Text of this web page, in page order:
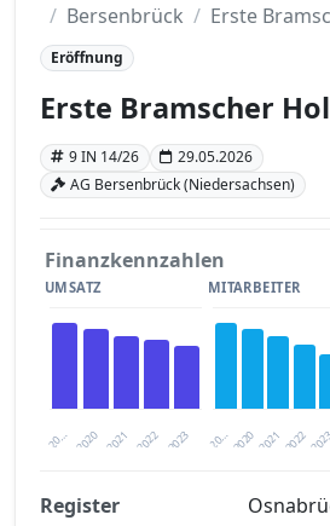
Bersenbrück
Erste
Eröffnung
Erste Bramscher
9 IN 14/26
29.05.2026
AG Bersenbrück (Niedersachsen)
Finanzkennzahlen
UMSATZ
20… 2021 2023
2020 2022
MITARBEITER
20… 2021
2020 2022
Register